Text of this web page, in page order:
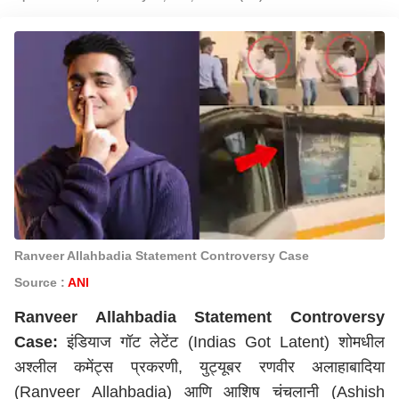
Ranveer Allahbadia Statement Controversy Case
Source : ANI
Ranveer Allahbadia Statement Controversy
Case: इंडियाज गॉट लेटेंट (Indias Got Latent) शोमधील
अश्लील कमेंट्स प्रकरणी, युट्यूबर रणवीर अलाहाबादिया
(Ranveer Allahbadia) आणि आशिष चंचलानी (Ashish